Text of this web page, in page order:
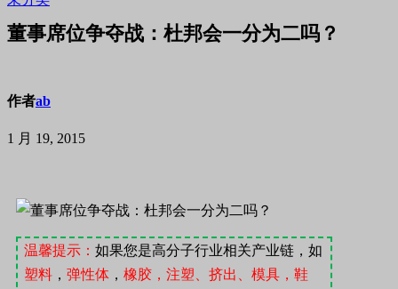
董事席位争夺战：杜邦会一分为二吗？
作者ab
1 月 19, 2015
温馨提示： 如果您是高分子行业相关产业链，如
塑料 ， 弹性体 ， 橡胶，注塑、挤出、模具，鞋